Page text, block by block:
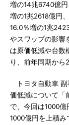
増の14兆6740億
増の1兆2618億円
16.0％増の1兆
やスワップの影響
は原価低減や台数
り、前年同期から
トヨタ自動車 副
価低減について「
で、今回は1000
1000億円を上積